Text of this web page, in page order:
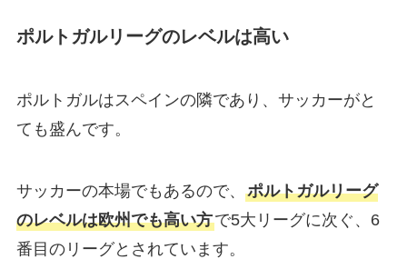
ポルトガルリーグのレベルは高い
ポルトガルはスペインの隣であり、サッカーがと
ても盛んです。
サッカーの本場でもあるので、 ポルトガルリーグ
のレベルは欧州でも高い方で5大リーグに次ぐ、6
番目のリーグとされています。